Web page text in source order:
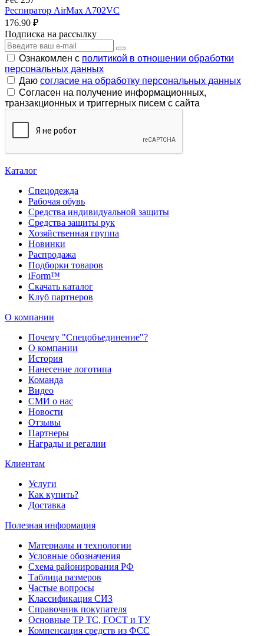
Респиратор AirMax A702VC
176.90 ₽
Подписка на рассылку
Ознакомлен с политикой в отношении обработки
персональных данных
Даю согласие на обработку персональных данных
Согласен на получение информационных,
транзакционных и триггерных писем с сайта
Каталог
Спецодежда
Рабочая обувь
Средства индивидуальной защиты
Средства защиты рук
Хозяйственная группа
Новинки
Распродажа
Подборки товаров
iForm™
Скачать каталог
Клуб партнеров
О компании
Почему "Спецобъединение"?
О компании
История
Нанесение логотипа
Команда
Видео
СМИ о нас
Новости
Отзывы
Партнеры
Награды и регалии
Клиентам
Услуги
Как купить?
Доставка
Полезная информация
Материалы и технологии
Условные обозначения
Схема районирования РФ
Таблица размеров
Частые вопросы
Классификация СИЗ
Справочник покупателя
Основные ТР ТС, ГОСТ и ТУ
Компенсация средств из ФСС